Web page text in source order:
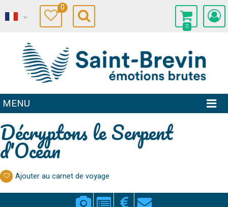
0
0
MENU
Décryptons le Serpent
d'Océan
Ajouter au carnet de voyage